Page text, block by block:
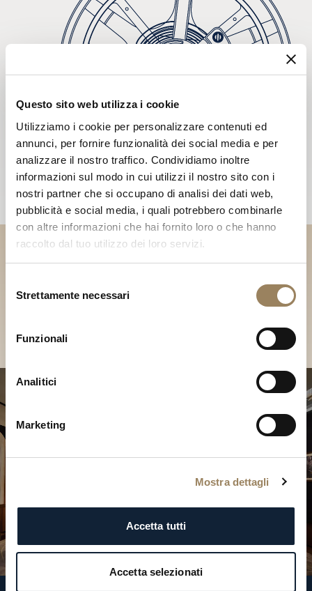
Questo sito web utilizza i cookie
Utilizziamo i cookie per personalizzare contenuti ed
annunci, per fornire funzionalità dei social media e per
analizzare il nostro traffico. Condividiamo inoltre
informazioni sul modo in cui utilizzi il nostro sito con i
nostri partner che si occupano di analisi dei dati web,
pubblicità e social media, i quali potrebbero combinarle
con altre informazioni che hai fornito loro o che hanno
raccolto dal tuo utilizzo dei loro servizi.
delStrettamente necessari
Funzionali
Analitici
Marketing
Mostra dettagli
Accetta tutti
Accetta selezionati
Scopri le nostre collezioni in
Boutique